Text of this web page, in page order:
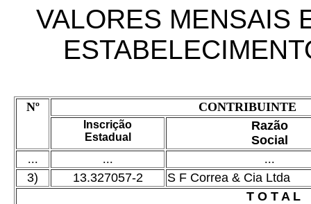
VALORES MENSAIS
Nº CONTRIBUINTE
Inscrição
Estadual
Razão
Social
...
...
...
3)
13.327057-2
S F Correa & Cia Ltda
T O T A L